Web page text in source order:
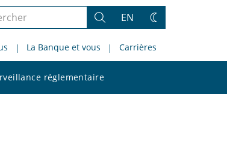
Rechercher
EN
Changez
thème
La Banque et vous Carrières
réglementaire
le